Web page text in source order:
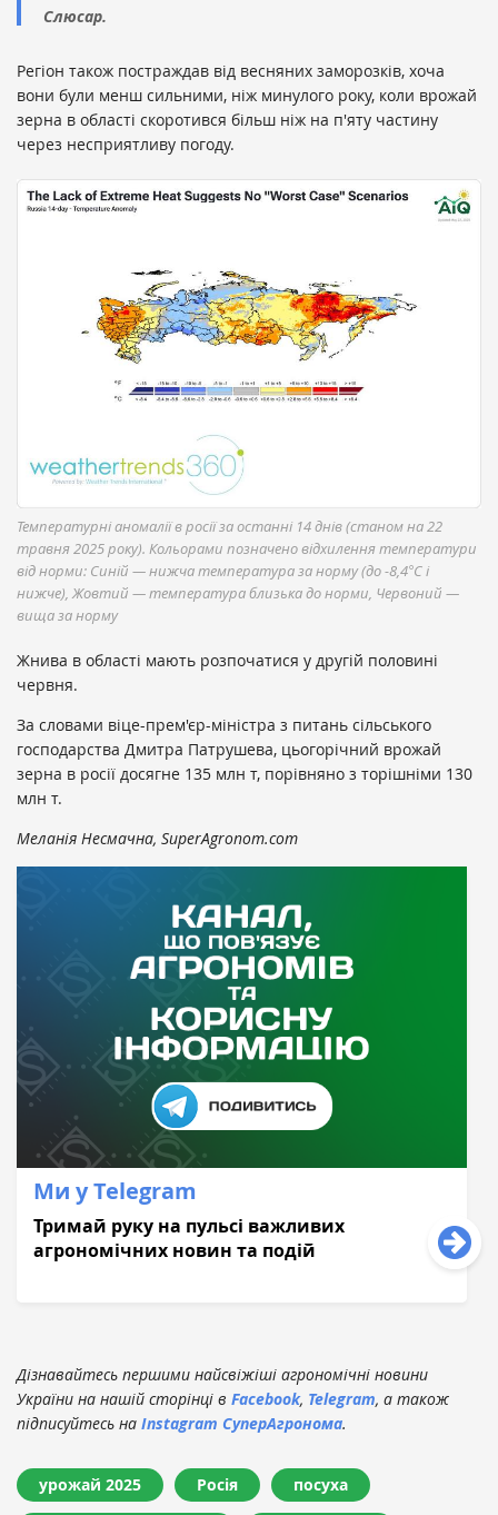
Слюсар.
Регіон також постраждав від весняних заморозків, хоча
вони були менш сильними, ніж минулого року, коли врожай
зерна в області скоротився більш ніж на п'яту частину
через несприятливу погоду.
Температурні аномалії в росії за останні 14 днів (станом на 22
травня 2025 року). Кольорами позначено відхилення температури
від норми: Синій — нижча температура за норму (до -8,4°C і
нижче), Жовтий — температура близька до норми, Червоний —
вища за норму
Жнива в області мають розпочатися у другій половині
червня.
За словами віце-прем'єр-міністра з питань сільського
господарства Дмитра Патрушева, цьогорічний врожай
зерна в росії досягне 135 млн т, порівняно з торішніми 130
млн т.
Меланія Несмачна, SuperAgronom.com
Ми у Telegram
Тримай руку на пульсі важливих
агрономічних новин та подій
Дізнавайтесь першими найсвіжіші агрономічні новини
України на нашій сторінці в Facebook, Telegram, а також
підписуйтесь на Instagram СуперАгронома.
урожай 2025 Росія посуха